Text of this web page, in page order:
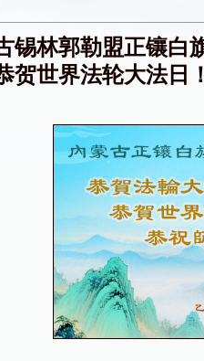
锡林郭勒盟正镶白
贺世界法轮大法日！